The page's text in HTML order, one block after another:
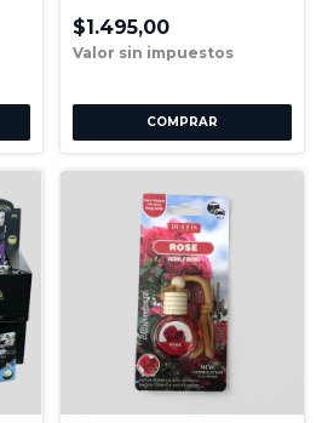
$1.495,00